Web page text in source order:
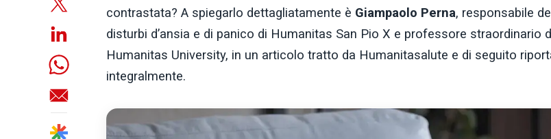
contrastata? A spiegarlo dettagliatamente è Giampaolo Perna, responsabile
disturbi d’ansia e di panico di Humanitas San Pio X e professore straordinario
Humanitas University, in un articolo tratto da Humanitasalute e di seguito
integralmente.